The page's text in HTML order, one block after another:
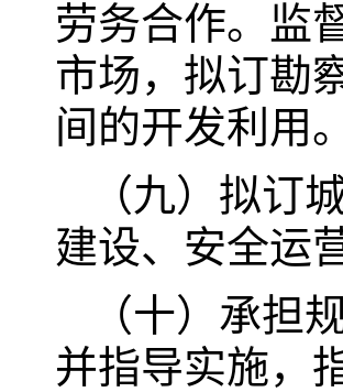
劳务合作。监
市场，拟订勘
间的开发利用。
（九）拟订
建设、安全运
（十）承担
并指导实施，